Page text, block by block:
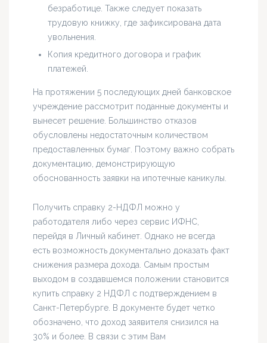
безработице. Также следует показать
трудовую книжку, где зафиксирована дата
увольнения.
Копия кредитного договора и график
платежей.
На протяжении 5 последующих дней банковское
учреждение рассмотрит поданные документы и
вынесет решение. Большинство отказов
обусловлены недостаточным количеством
предоставленных бумаг. Поэтому важно собрать
документацию, демонстрирующую
обоснованность заявки на ипотечные каникулы.
Получить справку 2-НДФЛ можно у
работодателя либо через сервис ИФНС,
перейдя в Личный кабинет. Однако не всегда
есть возможность документально доказать факт
снижения размера дохода. Самым простым
выходом в создавшемся положении становится
купить справку 2 НДФЛ с подтверждением в
Санкт-Петербурге. В документе будет четко
обозначено, что доход заявителя снизился на
30% и более. В связи с этим Вам